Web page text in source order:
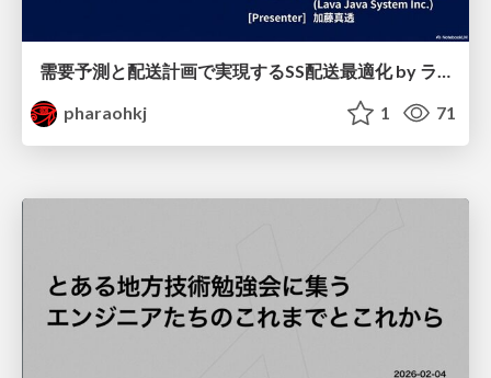
pharaohkj
1 71